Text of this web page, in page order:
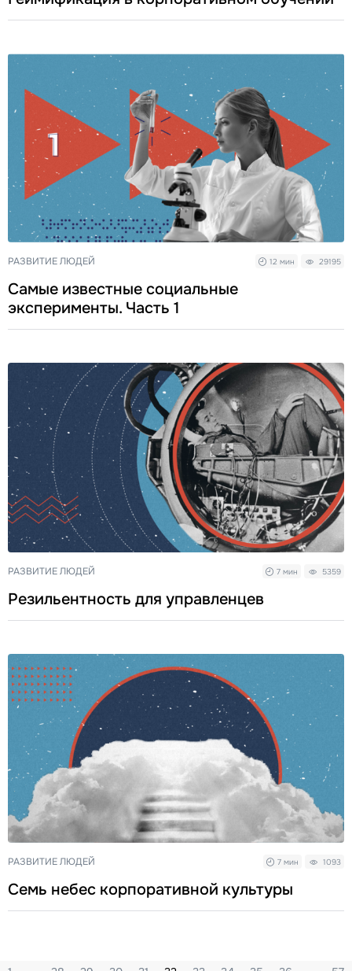
РАЗВИТИЕ ЛЮДЕЙ 12 мин 29195
Самые известные социальные
эксперименты. Часть 1
РАЗВИТИЕ ЛЮДЕЙ 7 мин 5359
Резильентность для управленцев
РАЗВИТИЕ ЛЮДЕЙ 7 мин 1093
Семь небес корпоративной культуры